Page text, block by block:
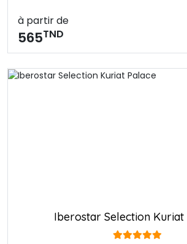
à partir de
565TND
Iberostar Selection Kuriat